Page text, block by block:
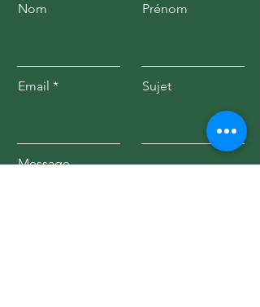
Nom
Email
Prénom
Sujet
Message